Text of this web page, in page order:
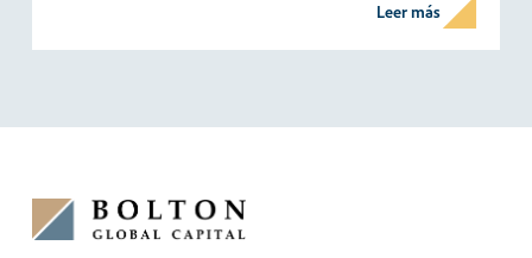
Leer más